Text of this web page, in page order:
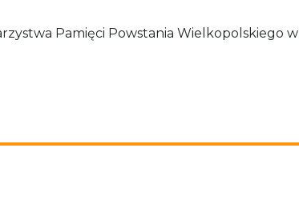
Pamięci Powstania Wielkopolskiego w